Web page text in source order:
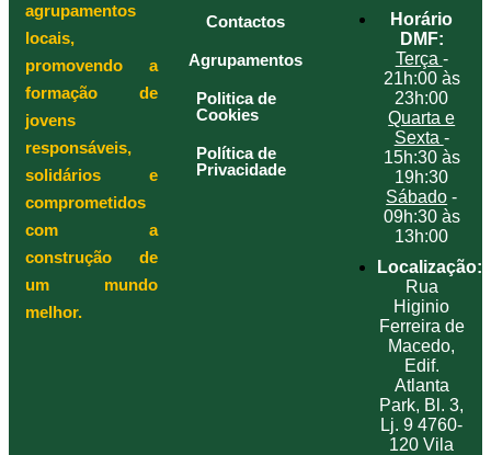
agrupamentos
locais,
promovendo a
formação de
jovens
responsáveis,
solidários e
comprometidos
com a
construção de
um mundo
melhor.
Contactos
Agrupamentos
Politica de
Cookies
Política de
Privacidade
Horário
DMF:
Terça -
21h:00 às
23h:00
Quarta e
Sexta -
15h:30 às
19h:30
Sábado -
09h:30 às
13h:00
Localização:
Rua
Higinio
Ferreira de
Macedo,
Edif.
Atlanta
Park, Bl. 3,
Lj. 9 4760-
120 Vila